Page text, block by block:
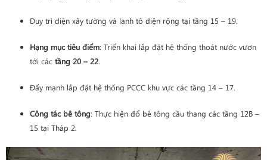
Duy trì diện xây tường và lanh tô diện rộng tại tầng 15 – 19.
Hạng mục tiêu điểm: Triển khai lắp đặt hệ thống thoát nước vươn
tới các tầng 20 – 22.
Đẩy mạnh lắp đặt hệ thống PCCC khu vực các tầng 14 – 17.
Công tác bê tông: Thực hiện đổ bê tông cầu thang các tầng 12B –
15 tại Tháp 2.